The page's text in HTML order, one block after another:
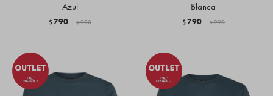
Azul
$790 $ 990
Blanca
$790 $ 990